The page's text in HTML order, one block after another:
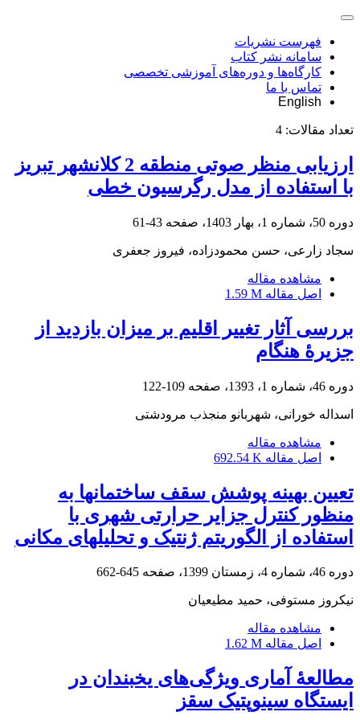
فهرست نشریات
سامانه نشر کتاب
کارگاه‌ها و دوره‌های آموزشی تخصصی
تماس با ما
English
تعداد مقالات: 4
ارزیابی منظر صوتی منطقه 2 کلانشهر تبریز
با استفاده از مدل رگرسیون خطی
دوره 50، شماره 1، بهار 1403، صفحه 43-61
سجاد زارعی، حسن محمودزاده، فیروز جعفری
مشاهده مقاله
اصل مقاله 1.59 M
بررسی آثار تغییر اقلیم بر میزان بازدید از
جزیرۀ هنگام
دوره 46، شماره 1، 1393، صفحه 109-122
اسداله خورانی، شهربانو منجذب مرودشتی
مشاهده مقاله
اصل مقاله 692.54 K
تعیین بهینه پوشش سقف ساختمانها به
منظور کنترل جزایر حرارتی شهری با
استفاده از الگوریتم ژنتیک و تحلیلهای مکانی
دوره 46، شماره 4، زمستان 1399، صفحه 645-662
نیکروز مستوفی، حمید مطیعیان
مشاهده مقاله
اصل مقاله 1.62 M
مطالعۀ آماری ویژگی‌های یخبندان در
ایستگاه سینوپتیک سقز